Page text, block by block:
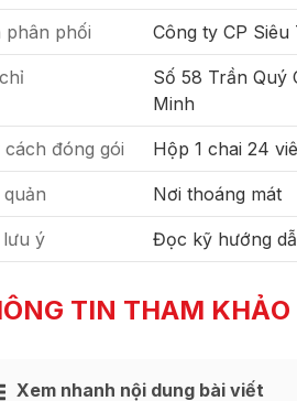
phân phối Công ty CP
Số 58 Trần Quý
Minh
cách đóng gói Hộp 1 chai 24
quản Nơi thoáng mát
lưu ý Đọc kỹ hướng
TIN THAM
Xem nhanh nội dung bài viết
Ẩn